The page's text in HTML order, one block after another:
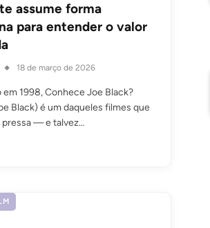
assume forma
para entender o valor
18 de março de 2026
em 1998, Conhece Joe Black?
Black) é um daqueles filmes que
pressa — e talvez…